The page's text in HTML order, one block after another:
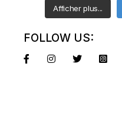
Afficher plus...
FOLLOW US: